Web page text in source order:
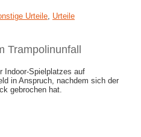
Urteile Urteile
Trampolinunfall
Indoor-Spielplatzes auf
in Anspruch, nachdem sich der
gebrochen hat.